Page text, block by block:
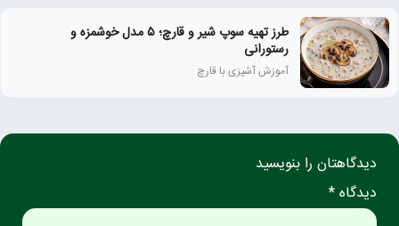
طرز تهیه سوپ شیر و قارچ؛ ۵ مدل خوشمزه و
رستورانی
آموزش آشپزی با قارچ
دیدگاهتان را بنویسید
دیدگاه *